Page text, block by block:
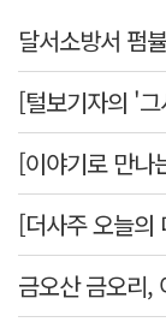
금오산 금오리,